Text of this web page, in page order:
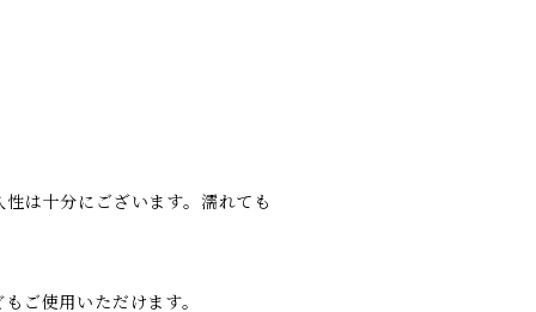
は十分にございます。濡れても
ご使用いただけます。